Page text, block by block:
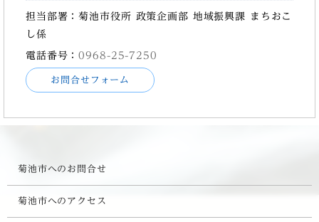
担当部署：菊池市役所 政策企画部 地域振興課 まちおこ
し係
電話番号：0968-25-7250
お問合せフォーム
菊池市へのお問合せ
菊池市へのアクセス